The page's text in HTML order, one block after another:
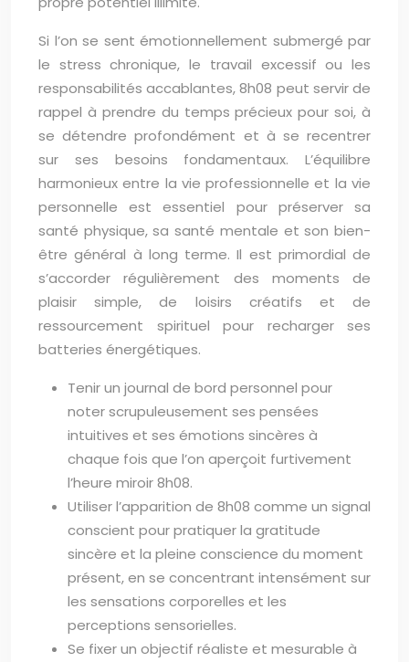
Si l’on se sent émotionnellement submergé par
le stress chronique, le travail excessif ou les
responsabilités accablantes, 8h08 peut servir de
rappel à prendre du temps précieux pour soi, à
se détendre profondément et à se recentrer
sur ses besoins fondamentaux. L’équilibre
harmonieux entre la vie professionnelle et la vie
personnelle est essentiel pour préserver sa
santé physique, sa santé mentale et son bien-
être général à long terme. Il est primordial de
s’accorder régulièrement des moments de
plaisir simple, de loisirs créatifs et de
ressourcement spirituel pour recharger ses
batteries énergétiques.
Tenir un journal de bord personnel pour
noter scrupuleusement ses pensées
intuitives et ses émotions sincères à
chaque fois que l’on aperçoit furtivement
l’heure miroir 8h08.
Utiliser l’apparition de 8h08 comme un signal
conscient pour pratiquer la gratitude
sincère et la pleine conscience du moment
présent, en se concentrant intensément sur
les sensations corporelles et les
perceptions sensorielles.
Se fixer un objectif réaliste et mesurable à